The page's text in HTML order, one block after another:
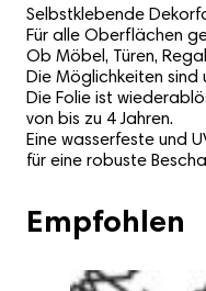
Selbstklebende
Für alle Oberflächen
Ob Möbel, Türen,
Die Möglichkeiten sind
Die Folie ist
von bis zu 4 Jahren.
Eine wasserfeste und
für eine robuste
Empfohlen